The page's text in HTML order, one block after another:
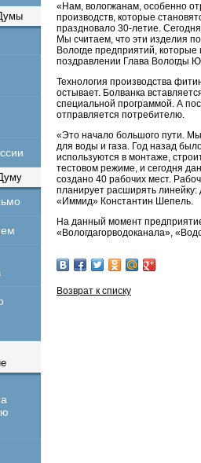
«Нам, вологжанам, особенно
производств, которые
праздновало 30-летие.
Мы считаем, что эти изделия
Вологде предприятий,
поздравлении Глава Вологды
Технология производства
остывает. Болванка
специальной программой. А
отправляется потребителю.
«Это начало большого пути.
для воды и газа. Год назад
используются в монтаже,
тестовом режиме, и сегодня
создано 40 рабочих мест.
планирует расширять
«Иммид» Константин Шепель.
На данный момент
«Вологдагорводоканала»,
Возврат к списку